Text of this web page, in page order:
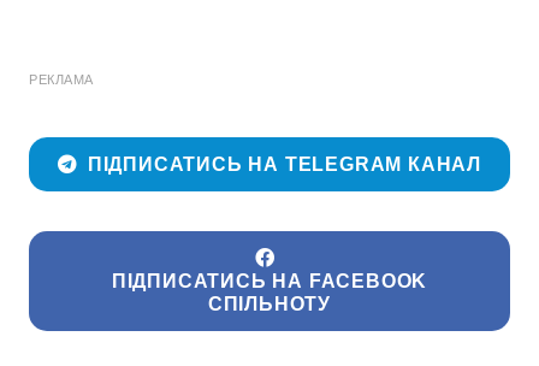
РЕКЛАМА
ПІДПИСАТИСЬ НА TELEGRAM КАНАЛ
ПІДПИСАТИСЬ НА FACEBOOK
СПІЛЬНОТУ